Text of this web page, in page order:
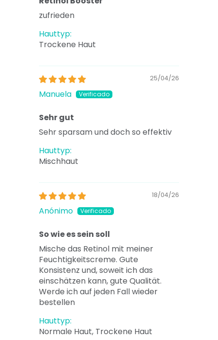
zufrieden
Hauttyp:
Trockene Haut
25/04/26
Manuela
Sehr gut
Sehr sparsam und doch so effektiv
Hauttyp:
Mischhaut
18/04/26
Anónimo
So wie es sein soll
Mische das Retinol mit meiner
Feuchtigkeitscreme. Gute
Konsistenz und, soweit ich das
einschätzen kann, gute Qualität.
Werde ich auf jeden Fall wieder
bestellen
Hauttyp:
Normale Haut, Trockene Haut